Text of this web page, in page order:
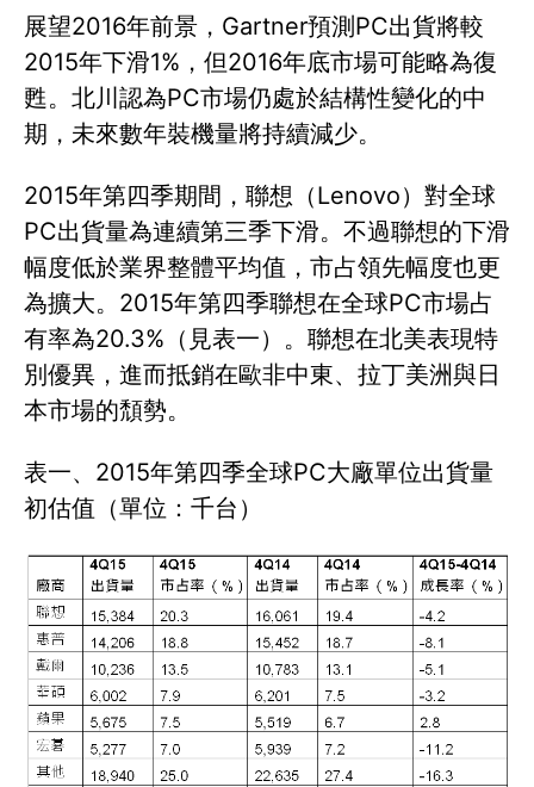
展望2016年前景，Gartner預測PC出貨將較
2015年下滑1%，但2016年底市場可能略為復
甦。北川認為PC市場仍處於結構性變化的中
期，未來數年裝機量將持續減少。
2015年第四季期間，聯想（Lenovo）對全球
PC出貨量為連續第三季下滑。不過聯想的下滑
幅度低於業界整體平均值，市占領先幅度也更
為擴大。2015年第四季聯想在全球PC市場占
有率為20.3%（見表一）。聯想在北美表現特
別優異，進而抵銷在歐非中東、拉丁美洲與日
本市場的頹勢。
表一、2015年第四季全球PC大廠單位出貨量
初估值（單位：千台）